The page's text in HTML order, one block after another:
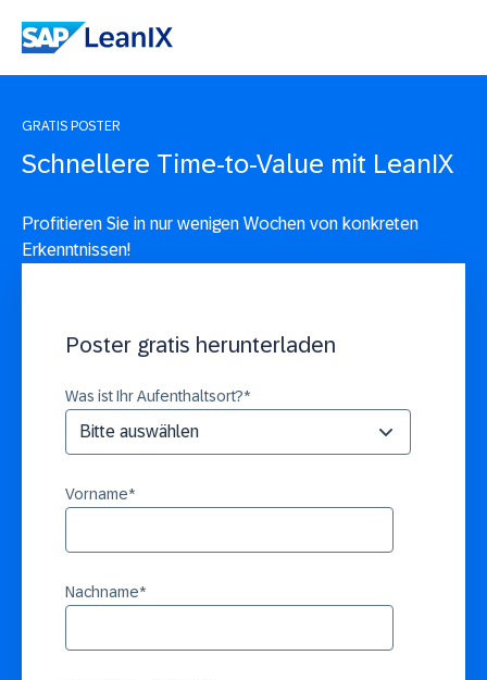
GRATIS POSTER
Schnellere Time-to-Value mit LeanIX
Profitieren Sie in nur wenigen Wochen von konkreten
Erkenntnissen!
Poster gratis herunterladen
Was ist Ihr Aufenthaltsort?*
Vorname*
Nachname*